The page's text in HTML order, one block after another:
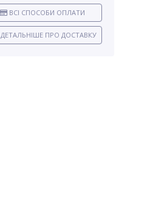
ВСІ СПОСОБИ ОПЛАТИ
ДЕТАЛЬНІШЕ ПРО ДОСТАВКУ